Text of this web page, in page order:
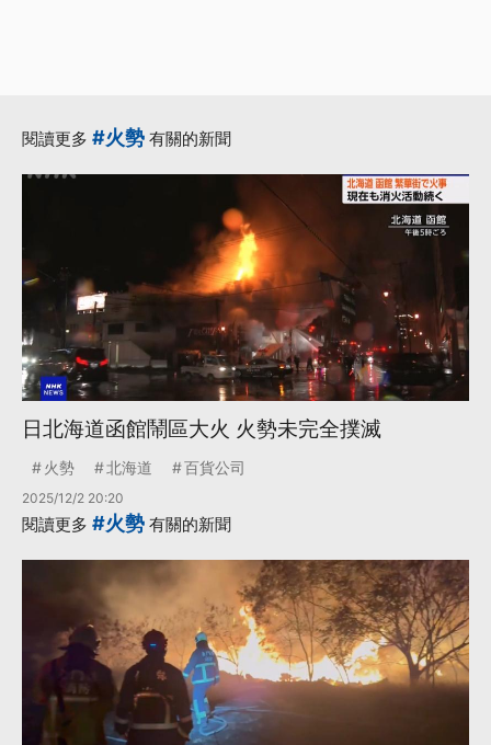
閱讀更多 #火勢 有關的新聞
日北海道函館鬧區大火 火勢未完全撲滅
火勢 北海道 百貨公司
2025/12/2 20:20
閱讀更多 #火勢 有關的新聞